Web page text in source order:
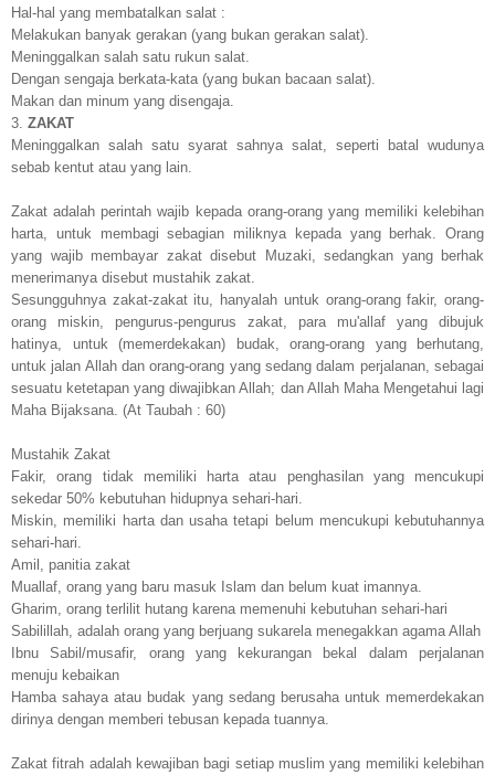
Hal-hal yang membatalkan salat :
Melakukan banyak gerakan (yang bukan gerakan salat).
Meninggalkan salah satu rukun salat.
Dengan sengaja berkata-kata (yang bukan bacaan salat).
Makan dan minum yang disengaja.
3. ZAKAT
Meninggalkan salah satu syarat sahnya salat, seperti batal wudunya
sebab kentut atau yang lain.
Zakat adalah perintah wajib kepada orang-orang yang memiliki kelebihan
harta, untuk membagi sebagian miliknya kepada yang berhak. Orang
yang wajib membayar zakat disebut Muzaki, sedangkan yang berhak
menerimanya disebut mustahik zakat.
Sesungguhnya zakat-zakat itu, hanyalah untuk orang-orang fakir, orang-
orang miskin, pengurus-pengurus zakat, para mu'allaf yang dibujuk
hatinya, untuk (memerdekakan) budak, orang-orang yang berhutang,
untuk jalan Allah dan orang-orang yang sedang dalam perjalanan, sebagai
sesuatu ketetapan yang diwajibkan Allah; dan Allah Maha Mengetahui lagi
Maha Bijaksana. (At Taubah : 60)
Mustahik Zakat
Fakir, orang tidak memiliki harta atau penghasilan yang mencukupi
sekedar 50% kebutuhan hidupnya sehari-hari.
Miskin, memiliki harta dan usaha tetapi belum mencukupi kebutuhannya
sehari-hari.
Amil, panitia zakat
Muallaf, orang yang baru masuk Islam dan belum kuat imannya.
Gharim, orang terlilit hutang karena memenuhi kebutuhan sehari-hari
Sabilillah, adalah orang yang berjuang sukarela menegakkan agama Allah
Ibnu Sabil/musafir, orang yang kekurangan bekal dalam perjalanan
menuju kebaikan
Hamba sahaya atau budak yang sedang berusaha untuk memerdekakan
dirinya dengan memberi tebusan kepada tuannya.
Zakat fitrah adalah kewajiban bagi setiap muslim yang memiliki kelebihan